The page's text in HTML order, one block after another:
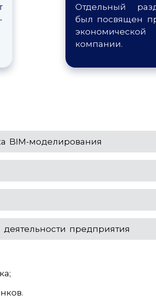
Отдельный
был посвящен
компании.
BIM-моделирования
предприятия
;
.